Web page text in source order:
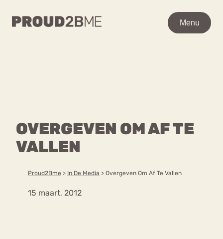
Menu
OVERGEVEN OM AF TE
VALLEN
Proud2Bme > In De Media > Overgeven Om Af Te Vallen
15 maart, 2012
Menu
Content
Over ons
WAAR BEN JE NAAR OP
Over proud2bme
Contact
Vacatures